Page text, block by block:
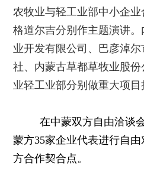
农牧业与轻工业部中小企
格道尔吉分别作主题演讲
业开发有限公司、巴彦淖
社、内蒙古草都草牧业股
业轻工业部分别做重大项目
在中蒙双方自由洽谈会
蒙方35家企业代表进行自
方合作契合点。